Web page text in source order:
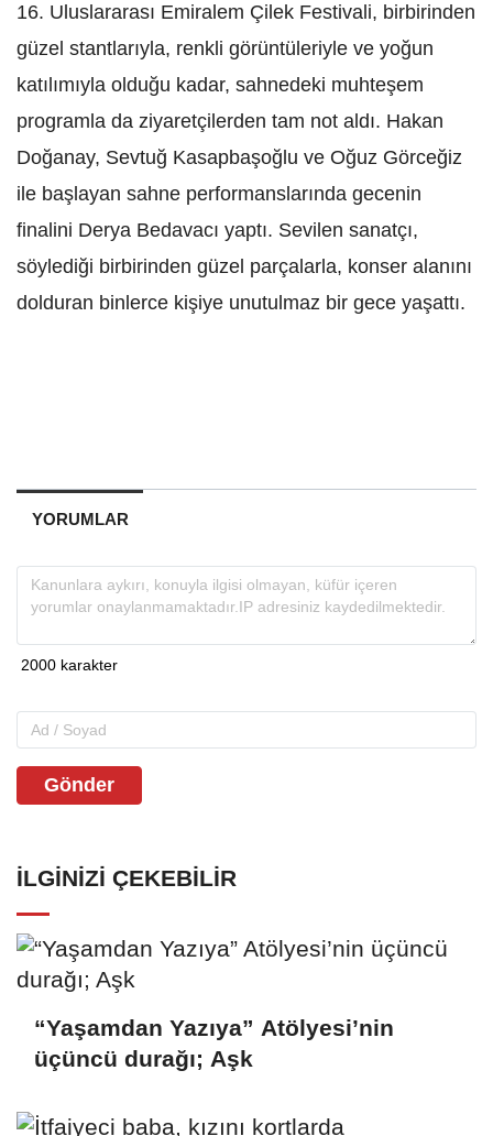
16. Uluslararası Emiralem Çilek Festivali, birbirinden
güzel stantlarıyla, renkli görüntüleriyle ve yoğun
katılımıyla olduğu kadar, sahnedeki muhteşem
programla da ziyaretçilerden tam not aldı. Hakan
Doğanay, Sevtuğ Kasapbaşoğlu ve Oğuz Görceğiz
ile başlayan sahne performanslarında gecenin
finalini Derya Bedavacı yaptı. Sevilen sanatçı,
söylediği birbirinden güzel parçalarla, konser alanını
dolduran binlerce kişiye unutulmaz bir gece yaşattı.
YORUMLAR
Gönder
İLGINIZI ÇEKEBILIR
“Yaşamdan Yazıya” Atölyesi’nin
üçüncü durağı; Aşk